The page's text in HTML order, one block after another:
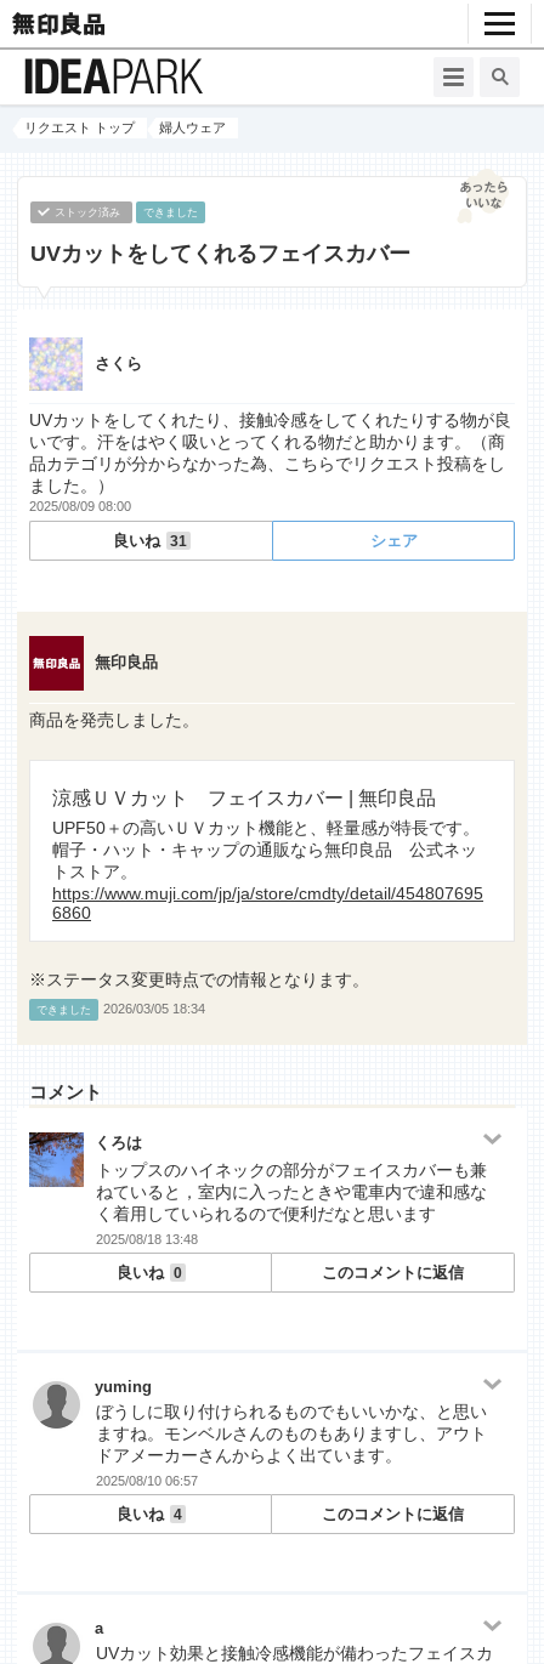
リクエスト トップ 婦人ウェア
ストック済み できました
UVカットをしてくれるフェイスカバー
さくら
UVカットをしてくれたり、接触冷感をしてくれたりする物が良
いです。汗をはやく吸いとってくれる物だと助かります。（商
品カテゴリが分からなかった為、こちらでリクエスト投稿をし
ました。）
2025/08/09 08:00
良いね 31 シェア
無印良品
商品を発売しました。
涼感ＵＶカット フェイスカバー | 無印良品
UPF50＋の高いＵＶカット機能と、軽量感が特長です。
帽子・ハット・キャップの通販なら無印良品 公式ネッ
トストア。
https://www.muji.com/jp/ja/store/cmdty/detail/454807695
6860
※ステータス変更時点での情報となります。
できました 2026/03/05 18:34
コメント
くろは
トップスのハイネックの部分がフェイスカバーも兼
ねていると，室内に入ったときや電車内で違和感な
く着用していられるので便利だなと思います
2025/08/18 13:48
良いね 0 このコメントに返信
yuming
ぼうしに取り付けられるものでもいいかな、と思い
ますね。モンベルさんのものもありますし、アウト
ドアメーカーさんからよく出ています。
2025/08/10 06:57
良いね 4 このコメントに返信
a
UVカット効果と接触冷感機能が備わったフェイスカ